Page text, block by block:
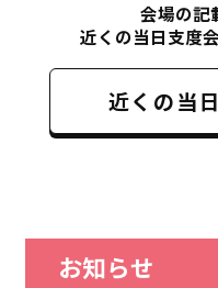
会場の記
近くの当日支度
近くの当
お知らせ